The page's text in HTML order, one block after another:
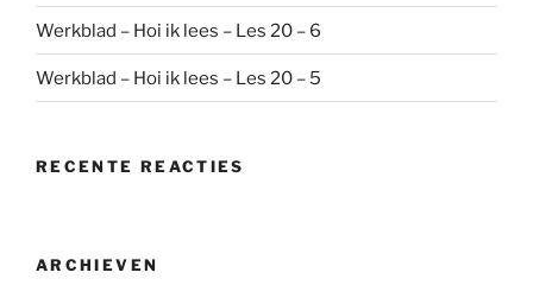
Werkblad – Hoi ik lees – Les 20 – 6
Werkblad – Hoi ik lees – Les 20 – 5
RECENTE REACTIES
ARCHIEVEN